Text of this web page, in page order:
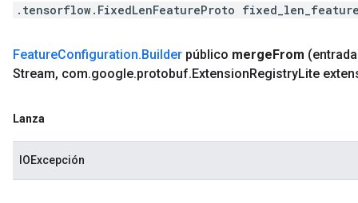
.tensorflow.FixedLenFeatureProto
FeatureConfiguration.Builder público mergeFrom
Stream, com.google.protobuf.ExtensionRegistryLite
Lanza
IOExcepción